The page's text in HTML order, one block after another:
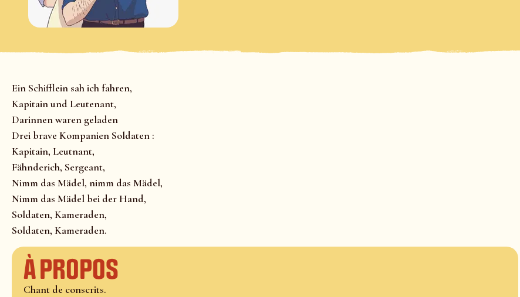
Ein Schifflein sah ich fahren,
Kapitain und Leutenant,
Darinnen waren geladen
Drei brave Kompanien Soldaten :
Kapitain, Leutnant,
Fähnderich, Sergeant,
Nimm das Mädel, nimm das Mädel,
Nimm das Mädel bei der Hand,
Soldaten, Kameraden,
Soldaten, Kameraden.
À propos
Chant de conscrits.